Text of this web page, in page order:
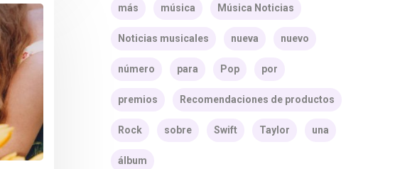
más música Música Noticias
Noticias musicales nueva nuevo
número para Pop por
premios Recomendaciones de productos
Rock sobre Swift Taylor una
álbum